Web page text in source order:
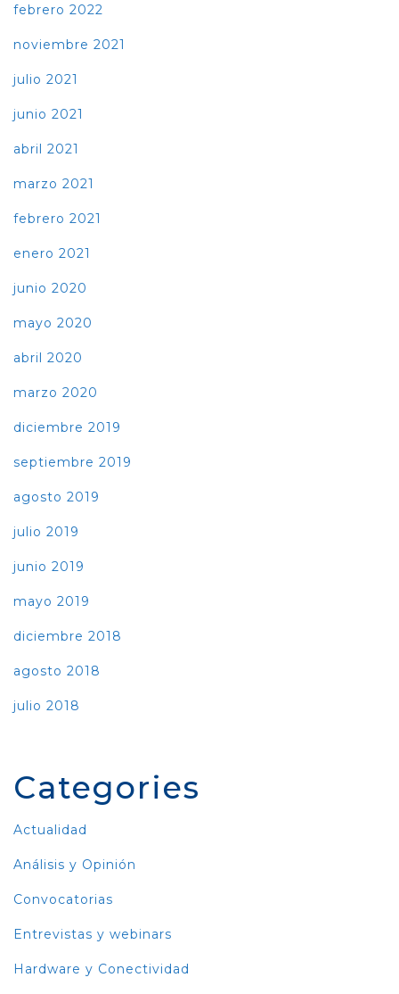
febrero 2022
noviembre 2021
julio 2021
junio 2021
abril 2021
marzo 2021
febrero 2021
enero 2021
junio 2020
mayo 2020
abril 2020
marzo 2020
diciembre 2019
septiembre 2019
agosto 2019
julio 2019
junio 2019
mayo 2019
diciembre 2018
agosto 2018
julio 2018
Categories
Actualidad
Análisis y Opinión
Convocatorias
Entrevistas y webinars
Hardware y Conectividad